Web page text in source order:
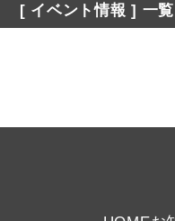
[ イベント情報 ] 一覧